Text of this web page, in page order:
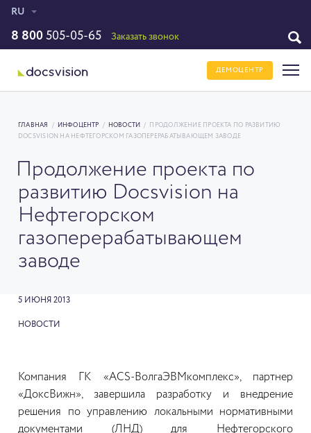
RU
8 800 505-05-65 Заказать звонок
ДЕМОЦЕНТР
ГЛАВНАЯ / ИНФОЦЕНТР / НОВОСТИ /
ПРОДОЛЖЕНИЕ ПРОЕКТА ПО РАЗВИТИЮ
DOCSVISION НА НЕФТЕГОРСКОМ ГАЗОПЕРЕРАБАТЫВАЮЩЕМ ЗАВОДЕ
Продолжение проекта по
развитию Docsvision на
Нефтегорском
газоперерабатывающем
заводе
5 ИЮНЯ 2013
НОВОСТИ
Компания ГК «ACS-ВолгаЭВМкомплекс», партнер
«ДоксВижн», завершила разработку и внедрение
решения по управлению локальными нормативными
документами (ЛНД) для Нефтегорского